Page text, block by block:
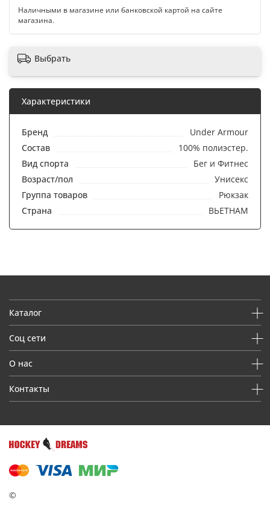
Наличными в магазине или банковской картой на сайте
магазина.
Выбрать
Характеристики
Бренд
Under Armour
Состав
100% полиэстер.
Вид спорта
Бег и Фитнес
Возраст/пол
Унисекс
Группа товаров
Рюкзак
Страна
ВЬЕТНАМ
Каталог
Соц сети
О нас
Контакты
©